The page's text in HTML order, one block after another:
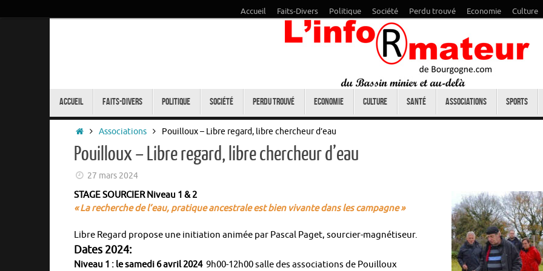
Accueil Faits-Divers Politique Société Perdu trouvé Economie Culture
Accueil Faits-Divers Politique Société Perdu trouvé Economie Culture Santé Associations Sports
Accueil
Associations Pouilloux – Libre regard, libre chercheur d’eau
Pouilloux – Libre regard, libre chercheur d’eau
27 mars 2024
STAGE SOURCIER Niveau 1 & 2
« La recherche de l’eau, pratique ancestrale est bien vivante dans les campagne »
Libre Regard propose une initiation animée par Pascal Paget, sourcier-magnétiseur.
Dates 2024:
Niveau 1 : le samedi 6 avril 20249h00-12h00 salle des associations de Pouilloux